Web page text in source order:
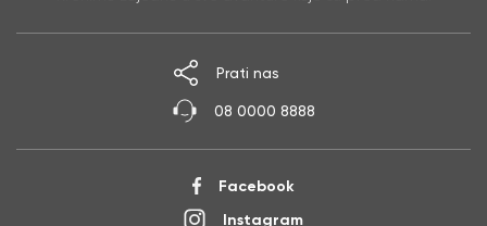
Facebook
Instagram
Prati nas
08 0000 8888